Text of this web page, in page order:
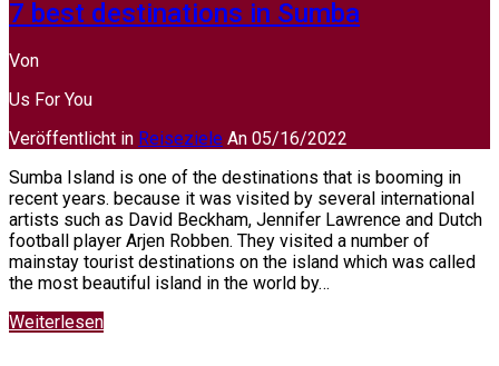
7 best destinations in Sumba
Von
Us For You
Veröffentlicht in Reiseziele An 05/16/2022
Sumba Island is one of the destinations that is booming in
recent years. because it was visited by several international
artists such as David Beckham, Jennifer Lawrence and Dutch
football player Arjen Robben. They visited a number of
mainstay tourist destinations on the island which was called
the most beautiful island in the world by…
Weiterlesen